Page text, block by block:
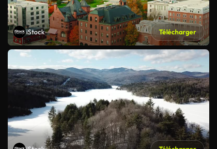
iStock Télécharger